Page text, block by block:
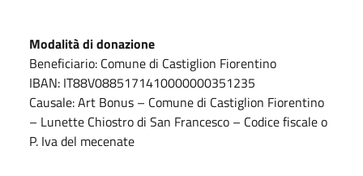
Modalità di donazione
Beneficiario: Comune di Castiglion Fiorentino
IBAN: IT88V0885171410000000351235
Causale: Art Bonus – Comune di Castiglion Fiorentino
– Lunette Chiostro di San Francesco – Codice fiscale o
P. Iva del mecenate